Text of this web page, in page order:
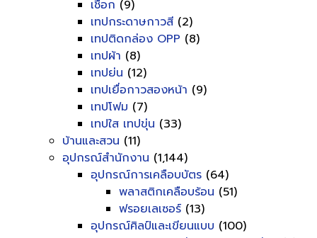
เชื่อก (9)
เทปกระดาษกาวสี (2)
เทปติดกล่อง OPP (8)
เทปผ้า (8)
เทปย่น (12)
เทปเยื่อกาวสองหน้า (9)
เทปโฟม (7)
เทปใส เทปขุ่น (33)
บ้านและสวน (11)
อุปกรณ์สำนักงาน (1,144)
อุปกรณ์การเคลือบบัตร (64)
พลาสติกเคลือบร้อน (51)
ฟรอยเลเซอร์ (13)
อุปกรณ์ศิลป์และเขียนแบบ (100)